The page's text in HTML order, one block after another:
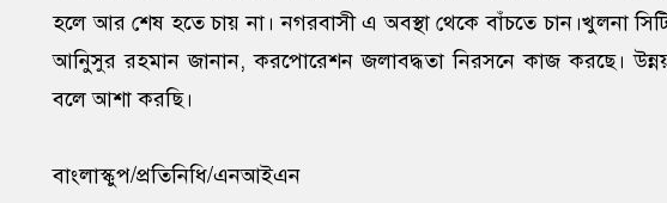
হলে আর শেষ হতে চায় না। নগরবাসী এ অবস্থা থেকে বাঁচতে চান।খুলনা সিটি
আনিুসুর রহমান জানান, করপোরেশন জলাবদ্ধতা নিরসনে কাজ করছে।
বলে আশা করছি।
বাংলাস্কুপ/প্রতিনিধি/এনআইএন